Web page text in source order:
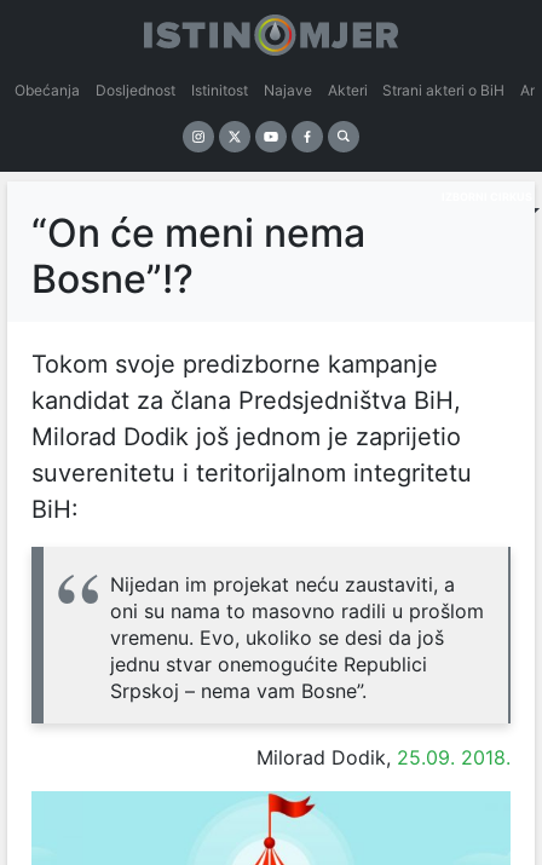
Obećanja Dosljednost Istinitost Najave Akteri Strani akteri o BiH
“On će meni nema
Bosne”!?
Tokom svoje predizborne kampanje
kandidat za člana Predsjedništva BiH,
Milorad Dodik još jednom je zaprijetio
suverenitetu i teritorijalnom integritetu
BiH:
Nijedan im projekat neću zaustaviti, a
oni su nama to masovno radili u prošlom
vremenu. Evo, ukoliko se desi da još
jednu stvar onemogućite Republici
Srpskoj – nema vam Bosne”.
Milorad Dodik, 25.09. 2018.